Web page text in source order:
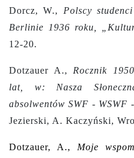
Dorcz, W., Polscy
Berlinie 1936 roku,
12-20.
Dotzauer A., Rocznik
lat, w: Nasza
absolwentów SWF - WSWF
Jezierski, A. Kaczyński,
Dotzauer, A., Moje